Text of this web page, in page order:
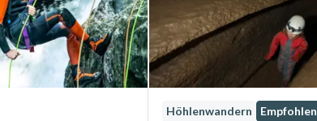
Höhlenwandern
Empfohlen